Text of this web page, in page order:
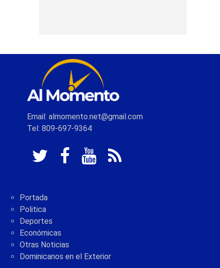
Email: almomento.net@gmail.com
Tel: 809-697-9364
Portada
Politica
Deportes
Económicas
Otras Noticias
Dominicanos en el Exterior